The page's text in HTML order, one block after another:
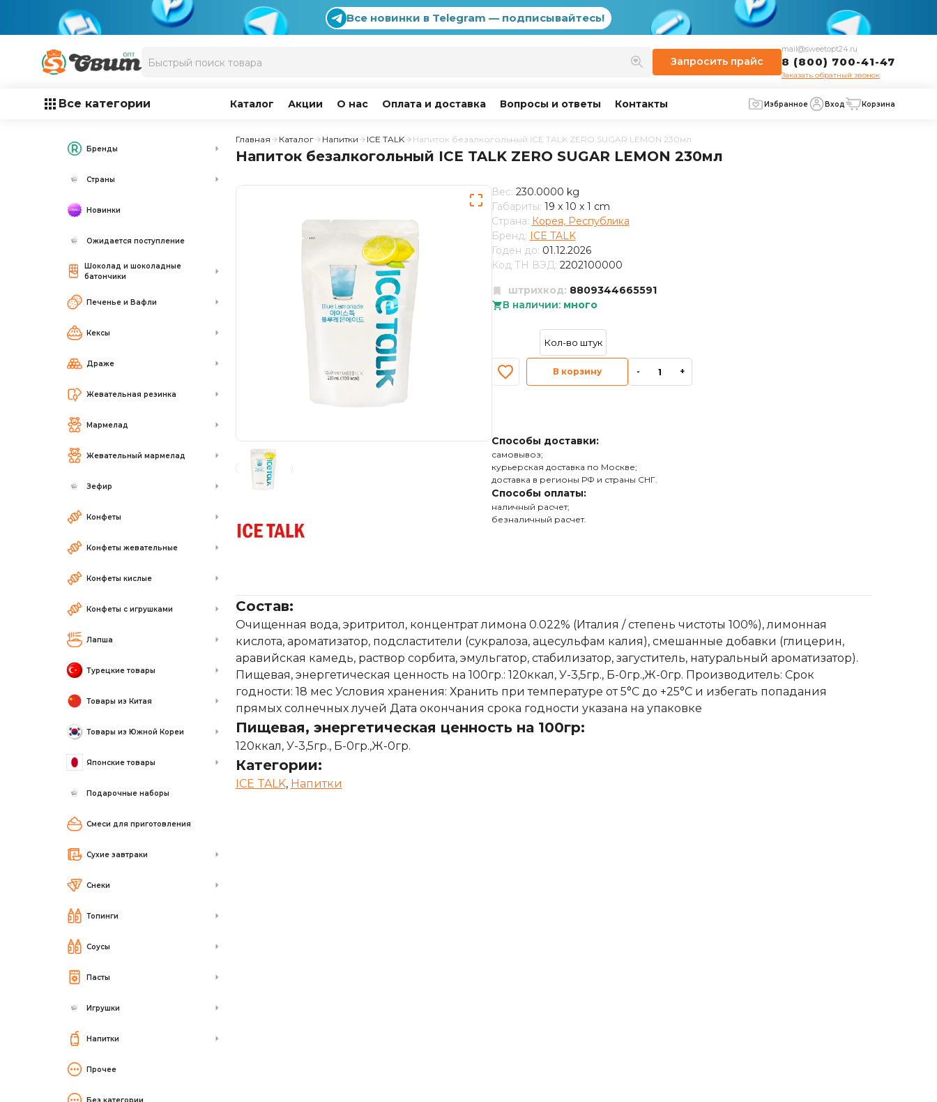
Все новинки в Telegram — подписывайтесь!
Запросить прайс
mail@sweetopt24.ru
8 (800) 700-41-47
Заказать обратный звонок
Все категории Каталог Акции О нас Оплата и доставка Вопросы и ответы Контакты Избранное Вход Корзина
Бренды
Страны
Новинки
Ожидается поступление
Шоколад и шоколадные
батончики
Печенье и Вафли
Кексы
Драже
Жевательная резинка
Мармелад
Жевательный мармелад
Зефир
Конфеты
Конфеты жевательные
Конфеты кислые
Конфеты с игрушками
Лапша
Турецкие товары
Товары из Китая
Товары из Южной Кореи
Японские товары
Подарочные наборы
Смеси для приготовления
Сухие завтраки
Снеки
Топинги
Соусы
Пасты
Игрушки
Напитки
Прочее
Без категории
Главная Каталог Напитки ICE TALK Напиток безалкогольный ICE TALK ZERO SUGAR LEMON 230мл
Напиток безалкогольный ICE TALK ZERO SUGAR LEMON 230мл
Вес: 230.0000 kg
Габариты: 19 x 10 x 1 cm
Страна: Корея, Республика
Бренд: ICE TALK
Годен до: 01.12.2026
Код ТН ВЭД: 2202100000
штрихкод: 8809344665591
В наличии: много
В корзину - +
Способы доставки:
самовывоз;
курьерская доставка по Москве;
доставка в регионы РФ и страны СНГ.
Способы оплаты:
наличный расчет;
безналичный расчет.
Состав:
Очищенная вода, эритритол, концентрат лимона 0.022% (Италия / степень чистоты 100%), лимонная
кислота, ароматизатор, подсластители (сукралоза, ацесульфам калия), смешанные добавки (глицерин,
аравийская камедь, раствор сорбита, эмульгатор, стабилизатор, загуститель, натуральный ароматизатор).
Пищевая, энергетическая ценность на 100гр.: 120ккал, У-3,5гр., Б-0гр.,Ж-0гр. Производитель: Срок
годности: 18 мес Условия хранения: Хранить при температуре от 5°С до +25°С и избегать попадания
прямых солнечных лучей Дата окончания срока годности указана на упаковке
Пищевая, энергетическая ценность на 100гр:
120ккал, У-3,5гр., Б-0гр.,Ж-0гр.
Категории:
ICE TALK, Напитки